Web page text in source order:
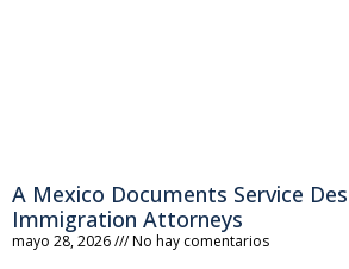
A Mexico Documents Service
Immigration Attorneys
mayo 28, 2026 No hay comentarios